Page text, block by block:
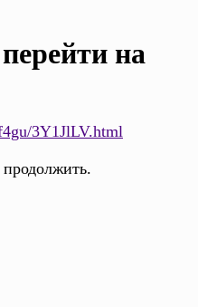
на
3Y1JlLV.html